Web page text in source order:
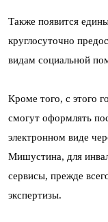
Также появится
круглосуточно
видам социальной
Кроме того, с этого
смогут оформлять
электронном виде
Мишустина, для
сервисы, прежде
экспертизы.